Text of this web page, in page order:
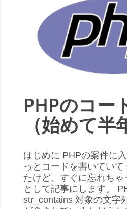
PHPのコー
（始めて半
はじめに PHPの案件に
っとコードを書いてい
たけど、すぐに忘れち
として記事にします。
str_contains 対象の文字